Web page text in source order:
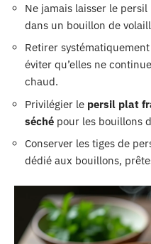
Ne jamais laisser le
dans un bouillon de
Retirer
éviter qu’elles ne
chaud.
Privilégier le persil plat
séché pour les bouillons
Conserver les tiges de
dédié aux bouillons,